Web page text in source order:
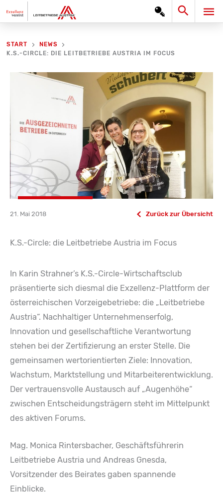
Inhalt
Search
START
NEWS
K.S.-CIRCLE: DIE LEITBETRIEBE AUSTRIA IM FOCUS
21. Mai 2018 Zurück zur Übersicht
K.S.-Circle: die Leitbetriebe Austria im Focus
In Karin Strahner’s K.S.-Circle-Wirtschaftsclub
präsentierte sich diesmal die Exzellenz-Plattform der
österreichischen Vorzeigebetriebe: die „Leitbetriebe
Austria“. Nachhaltiger Unternehmenserfolg,
Innovation und gesellschaftliche Verantwortung
stehen bei der Zertifizierung an erster Stelle. Die
gemeinsamen wertorientierten Ziele: Innovation,
Wachstum, Marktstellung und Mitarbeiterentwicklung.
Der vertrauensvolle Austausch auf „Augenhöhe“
zwischen Entscheidungsträgern steht im Mittelpunkt
des aktiven Forums.
Mag. Monica Rintersbacher, Geschäftsführerin
Leitbetriebe Austria und Andreas Gnesda,
Vorsitzender des Beirates gaben spannende
Einblicke.